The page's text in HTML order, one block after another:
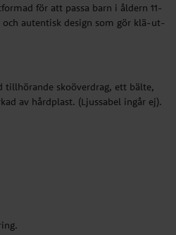
för att passa barn i åldern 11-
autentisk design som gör klä-ut-
skoöverdrag, ett bälte,
av hårdplast. (Ljussabel ingår ej).